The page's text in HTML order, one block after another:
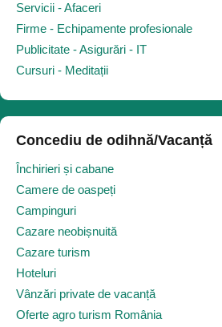
Servicii - Afaceri
Firme - Echipamente profesionale
Publicitate - Asigurări - IT
Cursuri - Meditații
Concediu de odihnă/Vacanță
Închirieri și cabane
Camere de oaspeți
Campinguri
Cazare neobișnuită
Cazare turism
Hoteluri
Vânzări private de vacanță
Oferte agro turism România